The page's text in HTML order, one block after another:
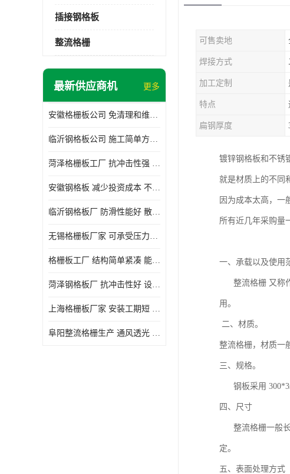
插接钢格板
整流格栅
最新供应商机 更多
安徽格栅板公司 免清理和维护 安装需要人工少
临沂钢格板公司 施工简单方便 通风好 减少风阻
菏泽格栅板工厂 抗冲击性强 安装需要人工少
安徽钢格板 减少投资成本 不用清洗和维护
临沂钢格板厂 防滑性能好 散热防爆效果好
无锡格栅板厂家 可承受压力强 安装需要人工少
格栅板工厂 结构简单紧凑 能减少风力破坏
菏泽钢格板厂 抗冲击性好 设计规范 通风透光
上海格栅板厂家 安装工期短 通风好 减少风阻
阜阳整流格栅生产 通风透光 免清理和维护
可售卖地
焊接方式
加工定制
特点
扁钢厚度
镀锌钢格板和不锈
就是材质上的不同
因为成本太高，一
所有近几年采购量
一、承载以及使用
整流格栅 又称作
用。
二、材质。
整流格栅，材质一
三、规格。
钢板采用
四、尺寸
整流格栅一般长
定。
五、表面处理方式